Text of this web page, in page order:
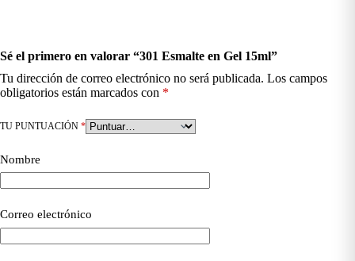
Sé el primero en valorar “301 Esmalte en Gel 15ml”
Tu dirección de correo electrónico no será publicada. Los campos
obligatorios están marcados con *
TU PUNTUACIÓN *
Nombre
Correo electrónico